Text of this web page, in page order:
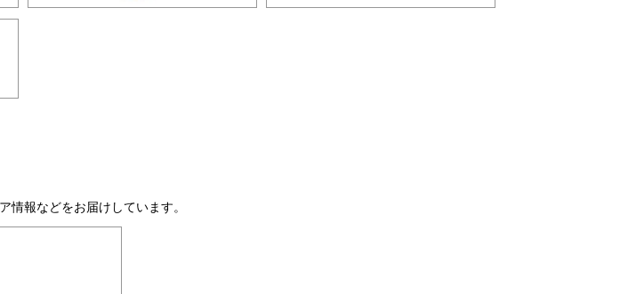
情報などをお届けしています。